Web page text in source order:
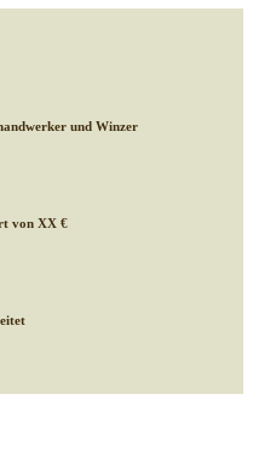
und Winzer
von XX €